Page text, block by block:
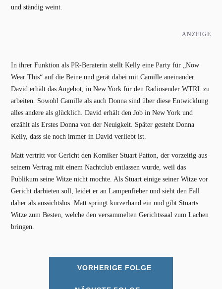
und ständig weint.
ANZEIGE
In ihrer Funktion als PR-Beraterin stellt Kelly eine Party für „Now
Wear This“ auf die Beine und gerät dabei mit Camille aneinander.
David erhält das Angebot, in New York für den Radiosender WTRL zu
arbeiten. Sowohl Camille als auch Donna sind über diese Entwicklung
alles andere als glücklich. David erhält den Job in New York und
erzählt als Erstes Donna von der Neuigkeit. Später gesteht Donna
Kelly, dass sie noch immer in David verliebt ist.
Matt vertritt vor Gericht den Komiker Stuart Patton, der vorzeitig aus
seinem Vertrag mit einem Nachtclub entlassen wurde, weil das
Publikum seine Witze nicht mochte. Als Stuart einige seiner Witze vor
Gericht darbieten soll, leidet er an Lampenfieber und sieht den Fall
daher als aussichtslos. Matt springt kurzerhand ein und gibt Stuarts
Witze zum Besten, welche den versammelten Gerichtssaal zum Lachen
bringen.
VORHERIGE FOLGE